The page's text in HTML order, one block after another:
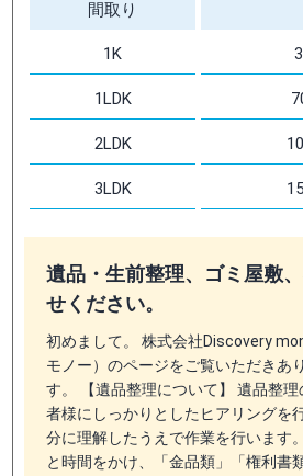
間取り
1K
1LDK
2LDK
3LDK
遺品・生前整理、ゴミ屋敷
せください。
初めまして。 株式会社Discovery
モノー）のページをご覧いただきあ
す。 【遺品整理について】 遺品整
者様にしっかりとしたヒアリングを
分に理解したうえで作業を行います
と時間をかけ、「金品類」「権利書